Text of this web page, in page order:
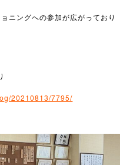
ニングへの参加が広がっており
20210813/7795/